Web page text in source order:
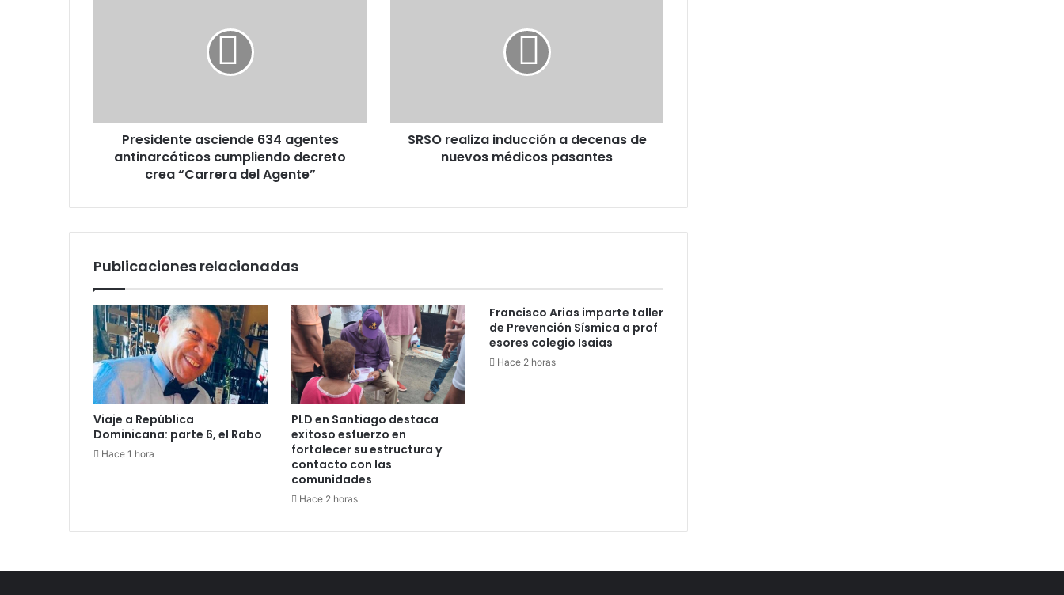
“Carrera
Agente”
Presidente asciende 634 agentes
antinarcóticos cumpliendo decreto
crea “Carrera del Agente”
pasantes
SRSO realiza inducción a decenas de
nuevos médicos pasantes
Publicaciones relacionadas
Viaje a República
Dominicana: parte 6, el Rabo
Hace 1 hora
PLD en Santiago destaca
exitoso esfuerzo en
fortalecer su estructura y
contacto con las
comunidades
Hace 2 horas
Francisco Arias imparte taller
de Prevención Sísmica a prof
esores colegio Isaias
Hace 2 horas